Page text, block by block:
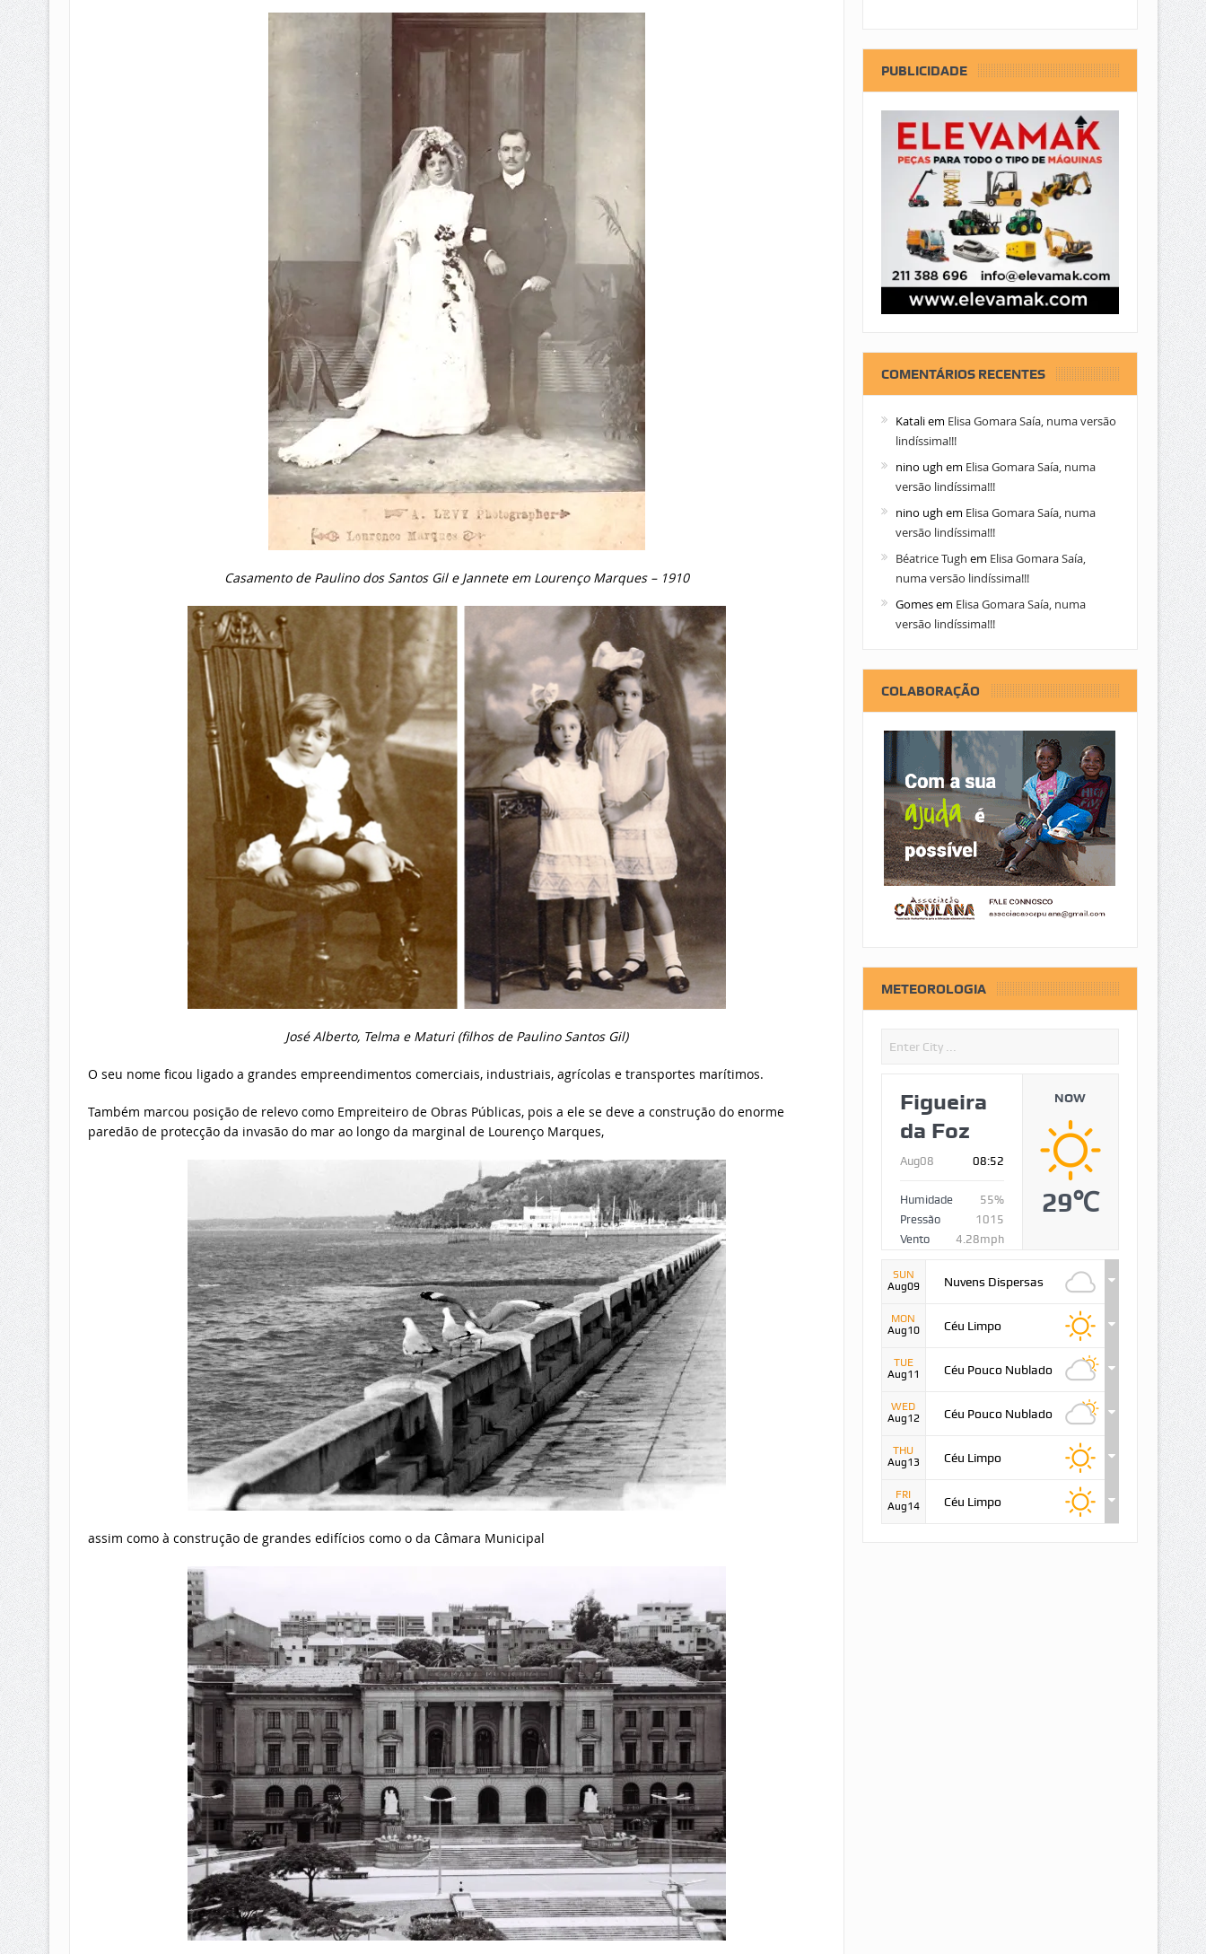
Casamento de Paulino dos Santos Gil e Jannete em Lourenço Marques – 1910
José Alberto, Telma e Maturi (filhos de Paulino Santos Gil)
O seu nome ficou ligado a grandes empreendimentos comerciais, industriais, agrícolas e transportes marítimos.
Também marcou posição de relevo como Empreiteiro de Obras Públicas, pois a ele se deve a construção do enorme
paredão de protecção da invasão do mar ao longo da marginal de Lourenço Marques,
assim como à construção de grandes edifícios como o da Câmara Municipal
PUBLICIDADE
COMENTÁRIOS RECENTES
Kataliem Elisa Gomara Saía, numa versão
lindíssima!!!
nino ugh em Elisa Gomara Saía, numa
versão lindíssima!!!
nino ugh em Elisa Gomara Saía, numa
versão lindíssima!!!
Béatrice Tugh em Elisa Gomara Saía,
numa versão lindíssima!!!
Gomesem Elisa Gomara Saía, numa
versão lindíssima!!!
COLABORAÇÃO
METEOROLOGIA
Figueira
da Foz
Aug08 08:52
Humidade
55%
Pressão
1015
Vento
4.28mph
NOW
29℃
SUN
Aug09
Nuvens Dispersas
MON
Aug10
Céu Limpo
TUE
Aug11
Céu Pouco Nublado
WED
Aug12
Céu Pouco Nublado
THU
Aug13
Céu Limpo
FRI
Aug14
Céu Limpo